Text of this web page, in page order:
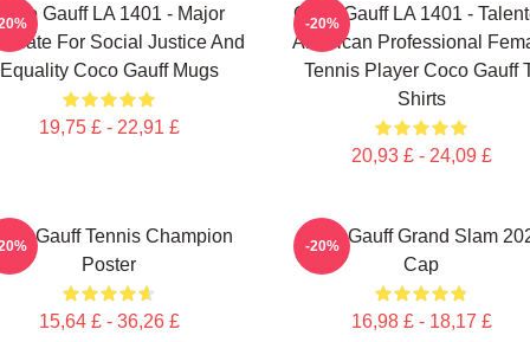
Gauff LA 1401 - Major
For Social Justice And
Equality Coco Gauff Mugs
19,75 £ - 22,91 £
Coco Gauff LA 1401 -
American Professional
Tennis Player Coco Gauff
Shirts
20,93 £ - 24,09 £
-20%
Gauff Tennis Champion
Poster
15,64 £ - 36,26 £
Coco Gauff Grand Slam
Cap
16,98 £ - 18,17 £
-20%